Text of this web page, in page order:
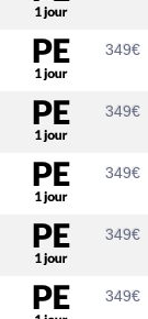
349€
349€
349€
349€
349€